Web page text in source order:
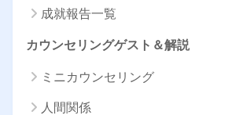
成就報告一覧
カウンセリングゲスト＆解説
ミニカウンセリング
人間関係